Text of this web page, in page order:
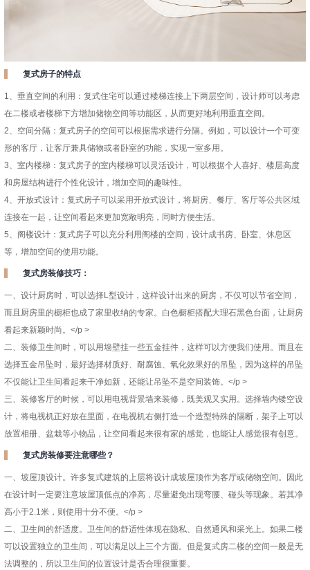
复式房子的特点
1、垂直空间的利用：复式住宅可以通过楼梯连接上下两层空间，设计师可以考虑
在二楼或者楼梯下方增加储物空间等功能区，从而更好地利用垂直空间。
2、空间分隔：复式房子的空间可以根据需求进行分隔。例如，可以设计一个可变
形的客厅，让客厅兼具储物或者卧室的功能，实现一室多用。
3、室内楼梯：复式房子的室内楼梯可以灵活设计，可以根据个人喜好、楼层高度
和房屋结构进行个性化设计，增加空间的趣味性。
4、开放式设计：复式房子可以采用开放式设计，将厨房、餐厅、客厅等公共区域
连接在一起，让空间看起来更加宽敞明亮，同时方便生活。
5、阁楼设计：复式房子可以充分利用阁楼的空间，设计成书房、卧室、休息区
等，增加空间的使用功能。
复式房装修技巧：
一、设计厨房时，可以选择L型设计，这样设计出来的厨房，不仅可以节省空间，
而且厨房里的橱柜也成了家里收纳的专家。白色橱柜搭配大理石黑色台面，让厨房
看起来新颖时尚。</p >
二、装修卫生间时，可以用墙壁挂一些五金挂件，这样可以方便我们使用。而且在
选择五金吊坠时，最好选择材质好、耐腐蚀、氧化效果好的吊坠，因为这样的吊坠
不仅能让卫生间看起来干净如新，还能让吊坠不是空间装饰。</p >
三、装修客厅的时候，可以用电视背景墙来装修，既美观又实用。选择墙内镂空设
计，将电视机正好放在里面，在电视机右侧打造一个造型特殊的隔断，架子上可以
放置相册、盆栽等小物品，让空间看起来很有家的感觉，也能让人感觉很有创意。
复式房装修要注意哪些？
一、坡屋顶设计。许多复式建筑的上层将设计成坡屋顶作为客厅或储物空间。因此
在设计时一定要注意坡屋顶低点的净高，尽量避免出现弯腰、碰头等现象。若其净
高小于2.1米，则使用十分不便。</p >
二、卫生间的舒适度。卫生间的舒适性体现在隐私、自然通风和采光上。如果二楼
可以设置独立的卫生间，可以满足以上三个方面。但是复式房二楼的空间一般是无
法调整的，所以卫生间的位置设计是否合理很重要。